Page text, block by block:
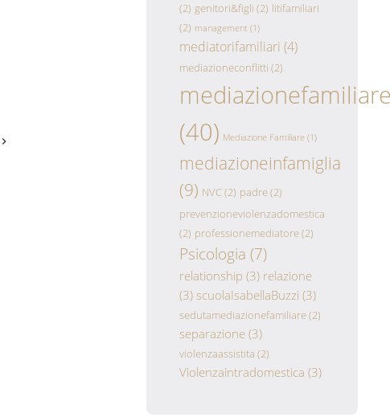
(2) genitori&figli (2) litifamiliari
(2) management (1)
mediatorifamiliari (4)
mediazioneconflitti (2)
(40) Mediazione Familiare(1)
mediazioneinfamiglia
(9) NVC(2) padre(2)
prevenzioneviolenzadomestica
(2) professionemediatore(2)
Psicologia (7)
relationship (3) relazione
(3) scuolaIsabellaBuzzi (3)
sedutamediazionefamiliare(2)
separazione(3)
violenzaassistita (2)
Violenzaintradomestica (3)